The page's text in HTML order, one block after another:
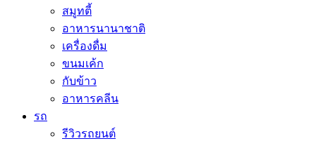
สมูทตี้
อาหารนานาชาติ
เครื่องดื่ม
ขนมเค้ก
กับข้าว
อาหารคลีน
รถ
รีวิวรถยนต์